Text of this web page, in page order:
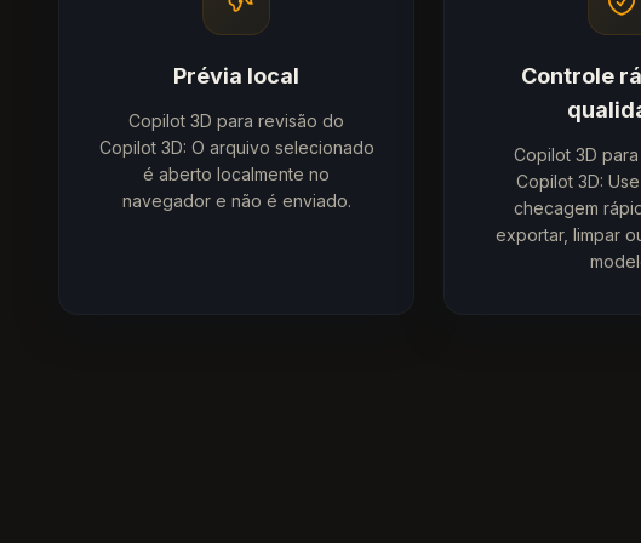
Prévia local
Copilot 3D para revisão do
Copilot 3D: O arquivo selecionado
é aberto localmente no
navegador e não é enviado.
Controle
Copilot 3D
Copilot 3D:
checagem
exportar, limpar